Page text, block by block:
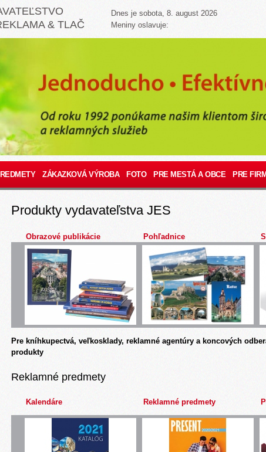
& TLAČ
Dnes je sobota, 8. august 2026
Meniny oslavuje:
ZÁKAZKOVÁ VÝROBA FOTO PRE MESTÁ A OBCE PRE
Produkty vydavateľstva JES
Obrazové publikácie Pohľadnice
Pre kníhkupectvá, veľkosklady, reklamné agentúry a koncových
produkty
Reklamné predmety
Kalendáre Reklamné predmety